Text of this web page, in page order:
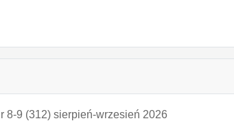
8-9 (312) sierpień-wrzesień 2026